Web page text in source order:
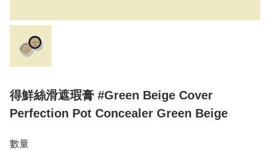
得鮮絲滑遮瑕膏 #Green Beige Cover
Perfection Pot Concealer Green Beige
數量